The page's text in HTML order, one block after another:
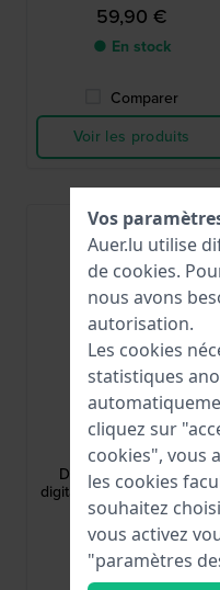
59,90 €
● En stock
Comparer
Voir les produits
Olympic
OL45HKR013
Digital 35 mm Montre
digitale bleue pour
39,95 €
● En stock
Vos
Auer.lu utilise
de cookies.
nous avons
autorisation.
Les cookies
statistiques
cliquez sur
cookies", vous
les cookies
souhaitez
vous activez
"paramètres